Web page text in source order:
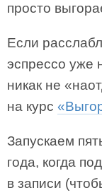
просто
Если
эспрессо уже
никак не
на курс
Запускаем
года, когда
в записи